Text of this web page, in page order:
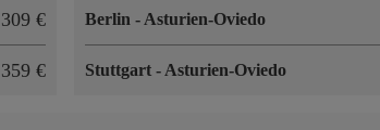
309 €
359 €
Berlin - Asturien-Oviedo
Stuttgart - Asturien-Oviedo